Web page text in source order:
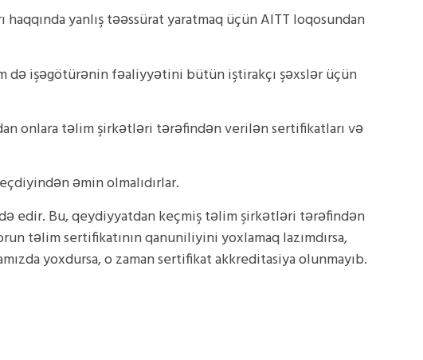
yanlış təəssürat yaratmaq üçün AITT loqosundan
də işəgötürənin fəaliyyətini bütün iştirakçı şəxslər üçün
onlara təlim şirkətləri tərəfindən verilən sertifikatları və
əmin olmalıdırlar.
edir. Bu, qeydiyyatdan keçmiş təlim şirkətləri tərəfindən
təlim sertifikatının qanuniliyini yoxlamaq lazımdırsa,
yoxdursa, o zaman sertifikat akkreditasiya olunmayıb.